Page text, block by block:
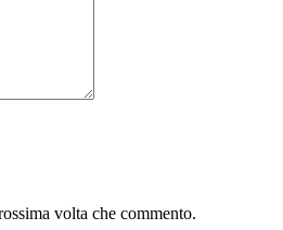
volta che commento.